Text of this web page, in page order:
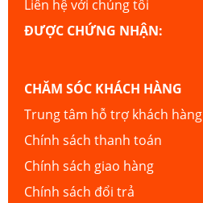
Liên hệ với chúng tôi
ĐƯỢC CHỨNG NHẬN:
CHĂM SÓC KHÁCH HÀNG
Trung tâm hỗ trợ khách hàng
Chính sách thanh toán
Chính sách giao hàng
Chính sách đổi trả